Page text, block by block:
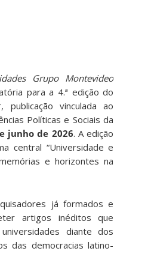
Grupo Montevideo
para a 4.ª edição do
vinculada ao
Políticas e Sociais da
junho de 2026. A edição
central “Universidade e
e horizontes na
já formados e
artigos inéditos que
diante dos
das democracias latino-